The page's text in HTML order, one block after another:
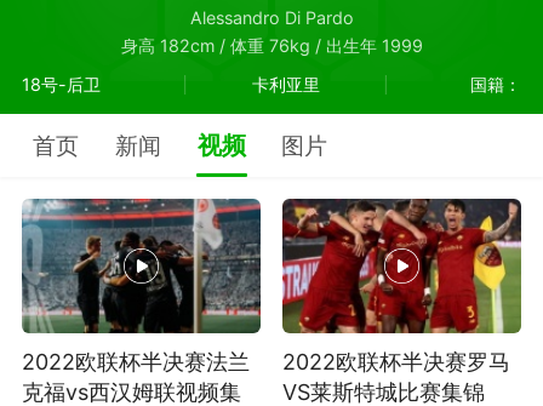
Alessandro Di Pardo
身高 182cm / 体重 76kg / 出生年 1999
18号-后卫
卡利亚里 国籍：
首页 新闻 视频 图片
2022欧联杯半决赛法兰
克福vs西汉姆联视频集
2022欧联杯半决赛罗马
VS莱斯特城比赛集锦